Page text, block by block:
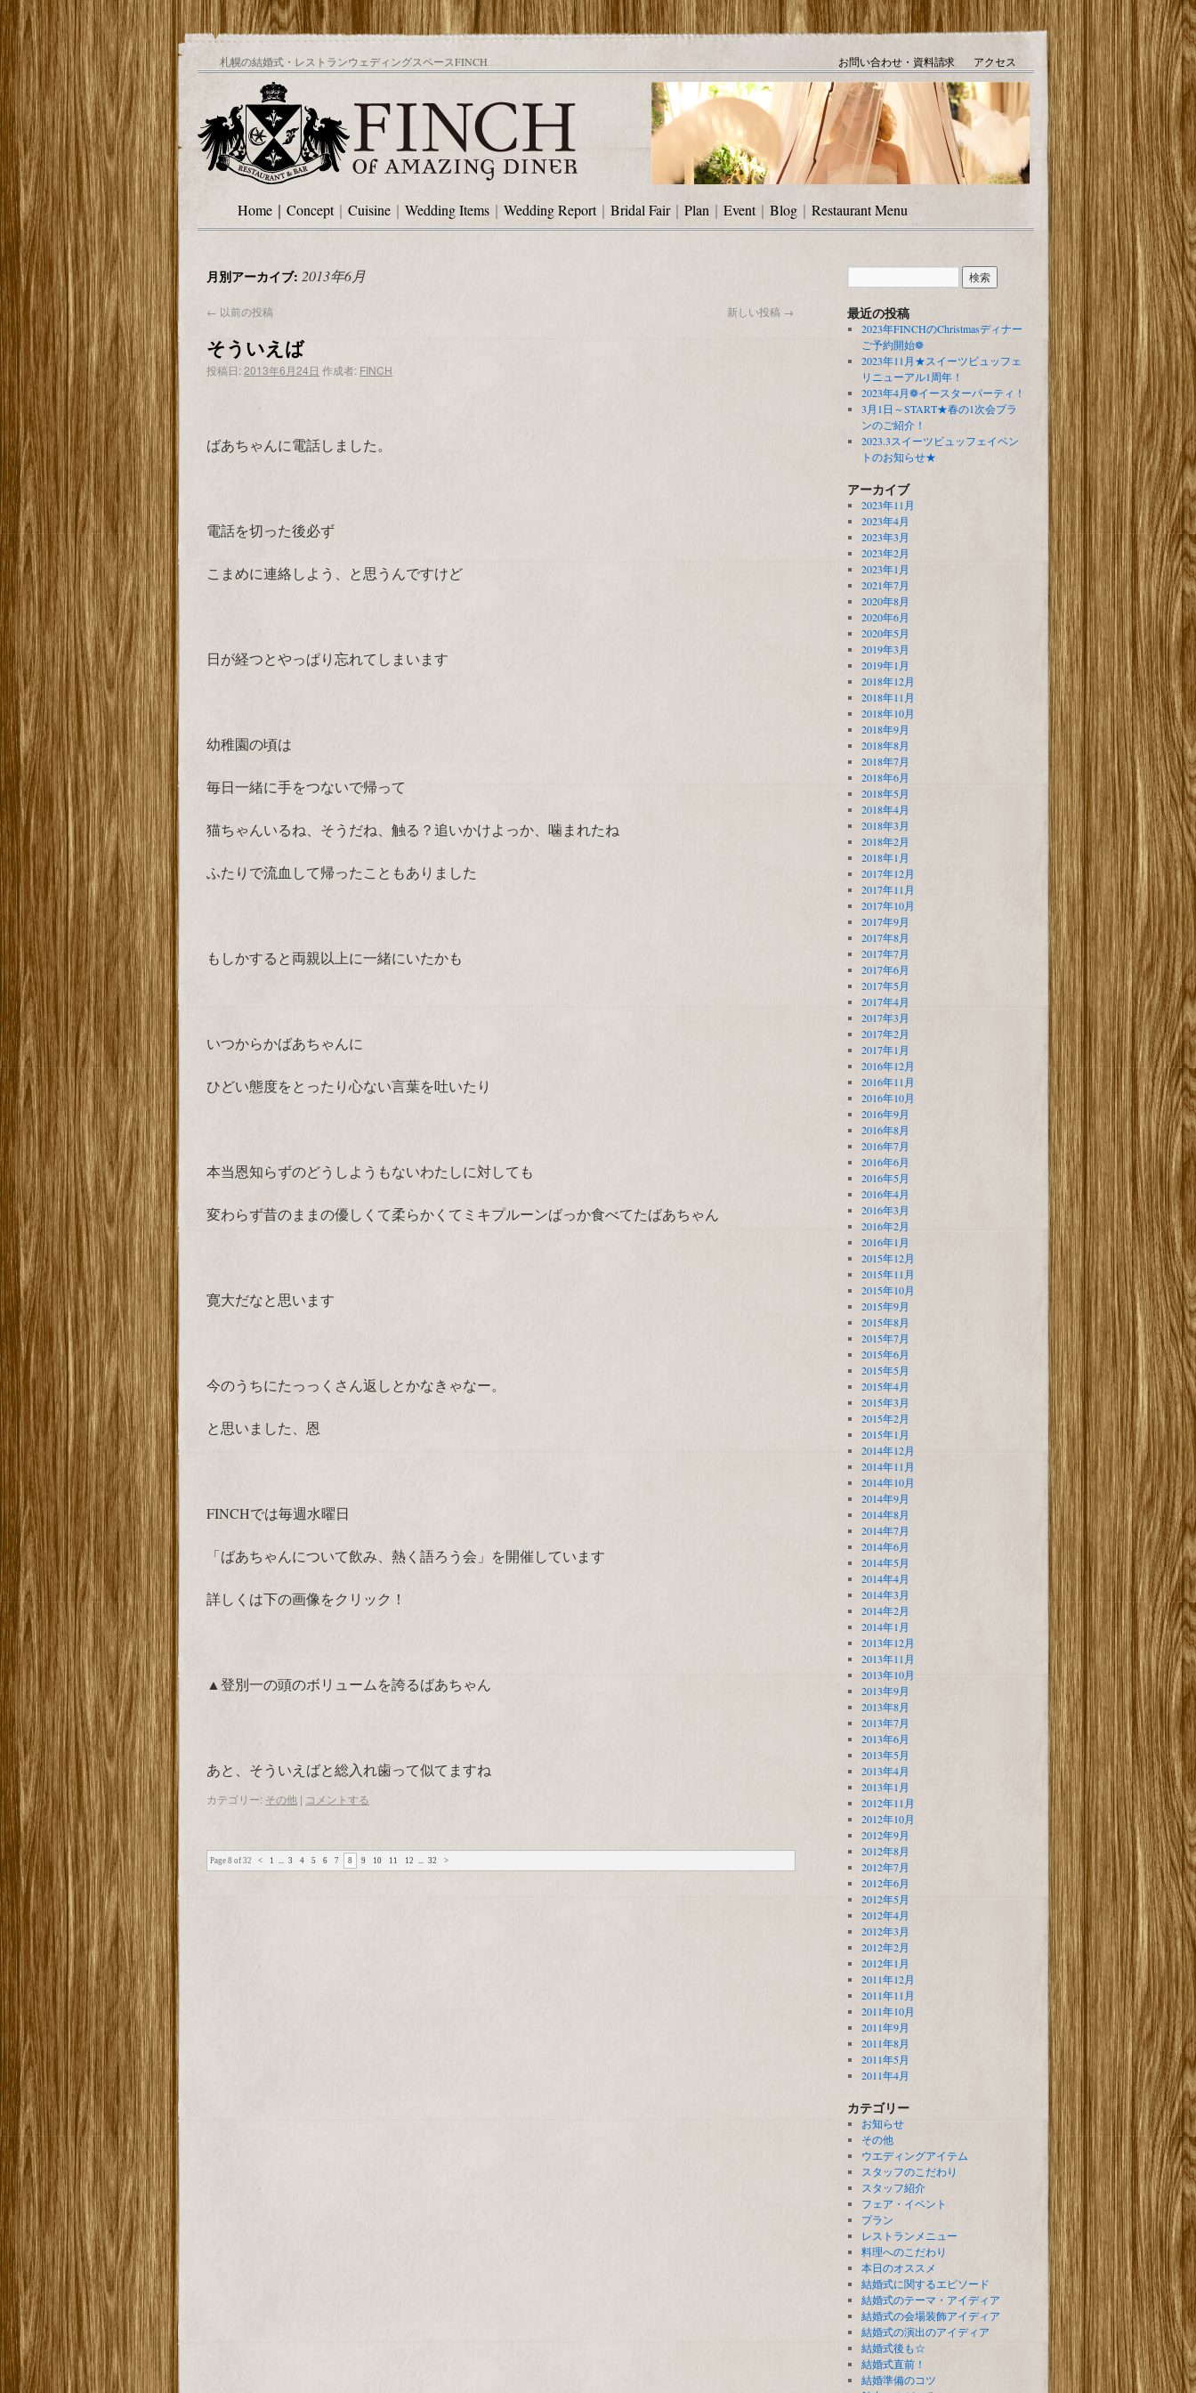
札幌の結婚式・レストランウェディングスペースFINCH お問い合わせ・資料請求 アクセス
Home ｜ Concept｜ Cuisine ｜ Wedding Items ｜ Wedding Report｜ Bridal Fair｜ Plan ｜ Event｜ Blog ｜ Restaurant Menu
月別アーカイブ: 2013年6月
← 以前の投稿 新しい投稿 →
そういえば
投稿日:2013年6月24日 作成者: FINCH
ばあちゃんに電話しました。
電話を切った後必ず
こまめに連絡しよう、と思うんですけど
日が経つとやっぱり忘れてしまいます
幼稚園の頃は
毎日一緒に手をつないで帰って
猫ちゃんいるね、そうだね、触る？追いかけよっか、噛まれたね
ふたりで流血して帰ったこともありました
もしかすると両親以上に一緒にいたかも
いつからかばあちゃんに
ひどい態度をとったり心ない言葉を吐いたり
本当恩知らずのどうしようもないわたしに対しても
変わらず昔のままの優しくて柔らかくてミキプルーンばっか食べてたばあちゃん
寛大だなと思います
今のうちにたっっくさん返しとかなきゃなー。
と思いました、恩
FINCHでは毎週水曜日
「ばあちゃんについて飲み、熱く語ろう会」を開催しています
詳しくは下の画像をクリック！
▲登別一の頭のボリュームを誇るばあちゃん
あと、そういえばと総入れ歯って似てますね
カテゴリー: その他 | コメントする
Page 8 of 32 < 1 ... 3 4 5 6 7 8 9 10 11 12 ... 32 >
最近の投稿
2023年FINCHのChristmasディナー
ご予約開始❁
2023年11月★スイーツビュッフェ
リニューアル1周年！
2023年4月❁イースターパーティ！
3月1日～START★春の1次会プラ
ンのご紹介！
2023.3スイーツビュッフェイベン
トのお知らせ★
アーカイブ
2023年11月
2023年4月
2023年3月
2023年2月
2023年1月
2021年7月
2020年8月
2020年6月
2020年5月
2019年3月
2019年1月
2018年12月
2018年11月
2018年10月
2018年9月
2018年8月
2018年7月
2018年6月
2018年5月
2018年4月
2018年3月
2018年2月
2018年1月
2017年12月
2017年11月
2017年10月
2017年9月
2017年8月
2017年7月
2017年6月
2017年5月
2017年4月
2017年3月
2017年2月
2017年1月
2016年12月
2016年11月
2016年10月
2016年9月
2016年8月
2016年7月
2016年6月
2016年5月
2016年4月
2016年3月
2016年2月
2016年1月
2015年12月
2015年11月
2015年10月
2015年9月
2015年8月
2015年7月
2015年6月
2015年5月
2015年4月
2015年3月
2015年2月
2015年1月
2014年12月
2014年11月
2014年10月
2014年9月
2014年8月
2014年7月
2014年6月
2014年5月
2014年4月
2014年3月
2014年2月
2014年1月
2013年12月
2013年11月
2013年10月
2013年9月
2013年8月
2013年7月
2013年6月
2013年5月
2013年4月
2013年1月
2012年11月
2012年10月
2012年9月
2012年8月
2012年7月
2012年6月
2012年5月
2012年4月
2012年3月
2012年2月
2012年1月
2011年12月
2011年11月
2011年10月
2011年9月
2011年8月
2011年5月
2011年4月
カテゴリー
お知らせ
その他
ウエディングアイテム
スタッフのこだわり
スタッフ紹介
フェア・イベント
プラン
レストランメニュー
料理へのこだわり
本日のオススメ
結婚式に関するエピソード
結婚式のテーマ・アイディア
結婚式の会場装飾アイディア
結婚式の演出のアイディア
結婚式後も☆
結婚式直前！
結婚準備のコツ